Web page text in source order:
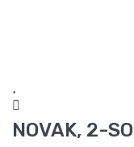
NOVAK, 2-